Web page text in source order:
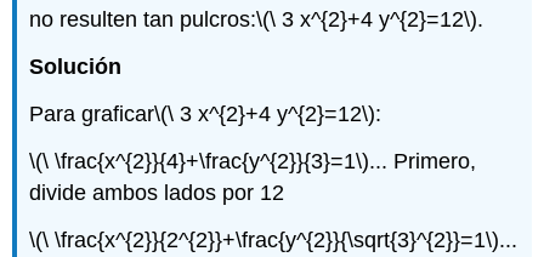
no resulten tan pulcros:\(\ 3 x^{2}+4 y^{2}=12\).
Solución
Para graficar\(\ 3 x^{2}+4 y^{2}=12\):
\(\ \frac{x^{2}}{4}+\frac{y^{2}}{3}=1\)... Primero,
divide ambos lados por 12
\(\ \frac{x^{2}}{2^{2}}+\frac{y^{2}}{\sqrt{3}^{2}}=1\)...